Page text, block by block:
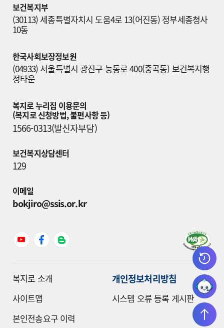
보건복지부
(30113) 세종특별자치시 도움4로 13(어진동) 정부세종청사
10동
한국사회보장정보원
(04933) 서울특별시 광진구 능동로 400(중곡동) 보건복지행
정타운
복지로 누리집 이용문의
(복지로 신청방법, 불편사항 등)
1566-0313(발신자부담)
보건복지상담센터
129
이메일
bokjiro@ssis.or.kr
복지로 소개 개인정보처리방침
사이트맵
시스템 오류 등록 게시판
본인전송요구 이력